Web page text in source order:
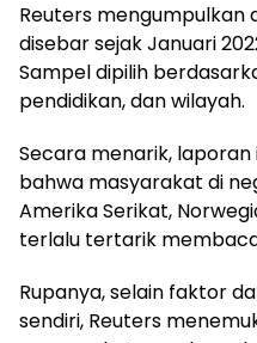
Reuters mengumpulkan
disebar sejak Januari
Sampel dipilih
pendidikan, dan wilayah.
Secara menarik,
bahwa masyarakat di
Amerika Serikat,
terlalu tertarik
Rupanya, selain faktor
sendiri, Reuters